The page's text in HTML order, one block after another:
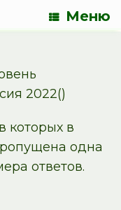
Меню
2022()
которых в
одна
ответов.